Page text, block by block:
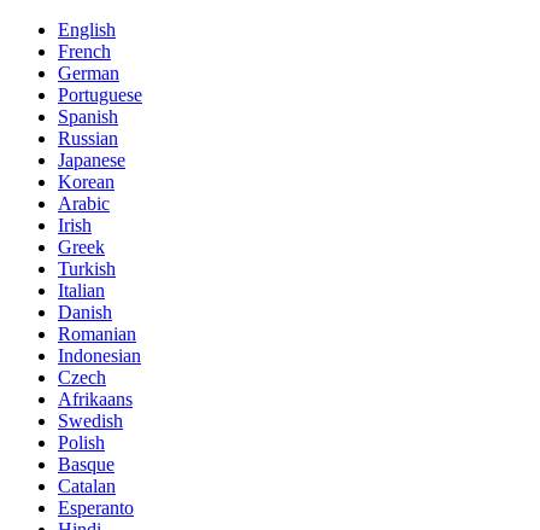
English
French
German
Portuguese
Spanish
Russian
Japanese
Korean
Arabic
Irish
Greek
Turkish
Italian
Danish
Romanian
Indonesian
Czech
Afrikaans
Swedish
Polish
Basque
Catalan
Esperanto